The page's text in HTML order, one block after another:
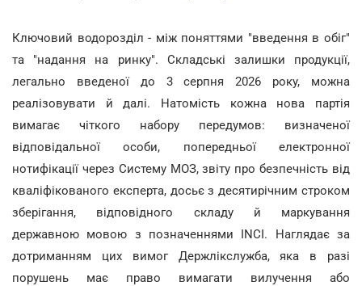
Ключовий водорозділ - між поняттями "введення в обіг"
та "надання на ринку". Складські залишки продукції,
легально введеної до 3 серпня 2026 року, можна
реалізовувати й далі. Натомість кожна нова партія
вимагає чіткого набору передумов: визначеної
відповідальної особи, попередньої електронної
нотифікації через Систему МОЗ, звіту про безпечність від
кваліфікованого експерта, досьє з десятирічним строком
зберігання, відповідного складу й маркування
державною мовою з позначеннями INCI. Наглядає за
дотриманням цих вимог Держлікслужба, яка в разі
порушень має право вимагати вилучення або